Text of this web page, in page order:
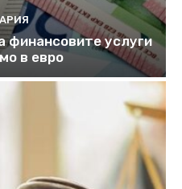
финансовите услуги
в евро